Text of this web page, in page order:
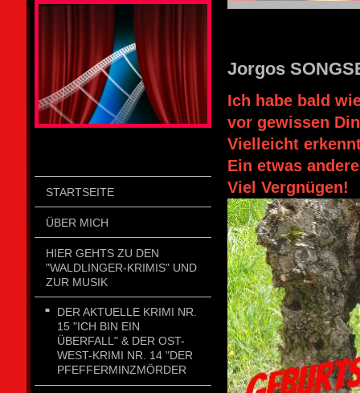
STARTSEITE
ÜBER MICH
HIER GEHTS ZU DEN
"WALDLINGER-KRIMIS" UND
ZUR MUSIK
DER AKTUELLE KRIMI NR.
15 "ICH BIN EIN
ÜBERFALL" & DER OST-
WEST-KRIMI NR. 14 "DER
PFEFFERMINZMÖRDER
Jorgos
Ich habe bald
vor gewissen
Vielleicht
Ein etwas
Viel Vergnügen!